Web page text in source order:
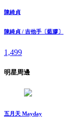
陳綺貞
陳綺貞 / 吉他手〔藍膠〕
1,499
明星周邊
五月天 Mayday